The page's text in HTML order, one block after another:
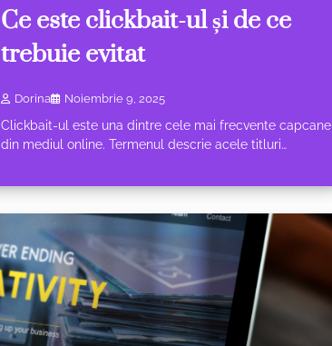
Ce este clickbait-ul și de ce
trebuie evitat
Dorina Noiembrie 9, 2025
Clickbait-ul este una dintre cele mai frecvente capcane
din mediul online. Termenul descrie acele titluri…